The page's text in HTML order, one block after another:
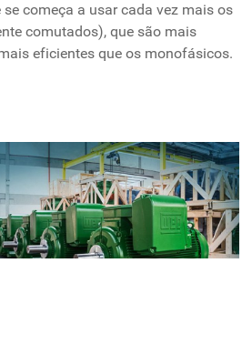
começa a usar cada vez mais os
comutados), que são mais
eficientes que os monofásicos.